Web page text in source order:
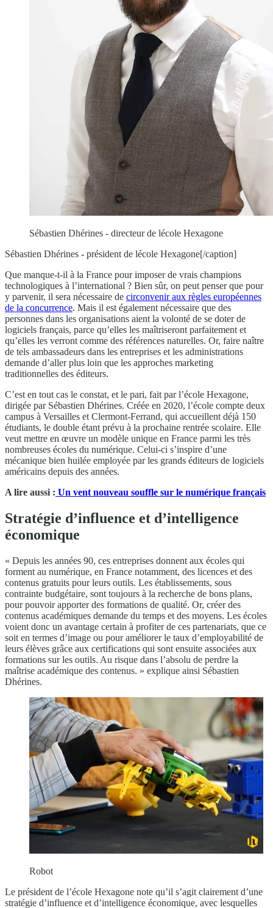
Sébastien Dhérines - directeur de lécole Hexagone
Sébastien Dhérines - président de lécole Hexagone[/caption]
Que manque-t-il à la France pour imposer de vrais champions
technologiques à l’international ? Bien sûr, on peut penser que pour
y parvenir, il sera nécessaire de circonvenir aux règles européennes
de la concurrence. Mais il est également nécessaire que des
personnes dans les organisations aient la volonté de se doter de
logiciels français, parce qu’elles les maîtriseront parfaitement et
qu’elles les verront comme des références naturelles. Or, faire naître
de tels ambassadeurs dans les entreprises et les administrations
demande d’aller plus loin que les approches marketing
traditionnelles des éditeurs.
C’est en tout cas le constat, et le pari, fait par l’école Hexagone,
dirigée par Sébastien Dhérines. Créée en 2020, l’école compte deux
campus à Versailles et Clermont-Ferrand, qui accueillent déjà 150
étudiants, le double étant prévu à la prochaine rentrée scolaire. Elle
veut mettre en œuvre un modèle unique en France parmi les très
nombreuses écoles du numérique. Celui-ci s’inspire d’une
mécanique bien huilée employée par les grands éditeurs de logiciels
américains depuis des années.
A lire aussi : Un vent nouveau souffle sur le numérique français
Stratégie d’influence et d’intelligence
économique
« Depuis les années 90, ces entreprises donnent aux écoles qui
forment au numérique, en France notamment, des licences et des
contenus gratuits pour leurs outils. Les établissements, sous
contrainte budgétaire, sont toujours à la recherche de bons plans,
pour pouvoir apporter des formations de qualité. Or, créer des
contenus académiques demande du temps et des moyens. Les écoles
voient donc un avantage certain à profiter de ces partenariats, que ce
soit en termes d’image ou pour améliorer le taux d’employabilité de
leurs élèves grâce aux certifications qui sont ensuite associées aux
formations sur les outils. Au risque dans l’absolu de perdre la
maîtrise académique des contenus. » explique ainsi Sébastien
Dhérines.
Robot
Le président de l’école Hexagone note qu’il s’agit clairement d’une
stratégie d’influence et d’intelligence économique, avec lesquelles